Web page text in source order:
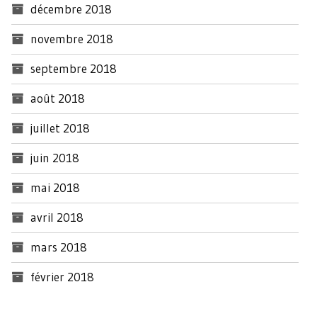
décembre 2018
novembre 2018
septembre 2018
août 2018
juillet 2018
juin 2018
mai 2018
avril 2018
mars 2018
février 2018